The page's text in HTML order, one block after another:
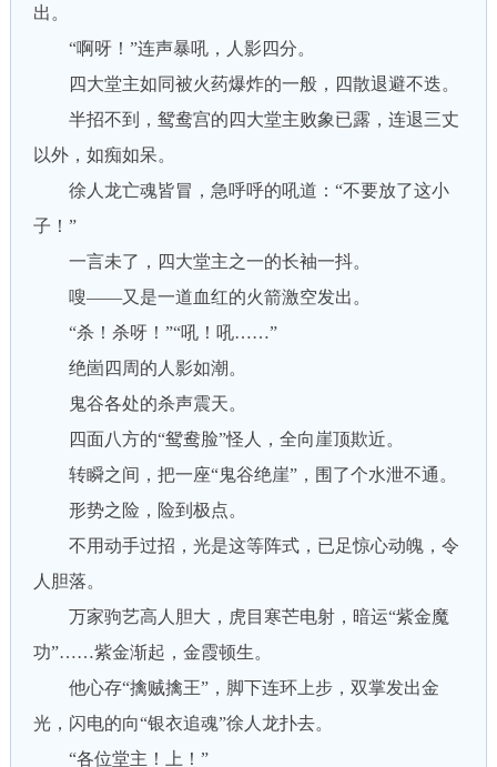
出。
“啊呀！”连声暴吼，人影四分。
四大堂主如同被火药爆炸的一般，四散退避不迭。
半招不到，鸳鸯宫的四大堂主败象已露，连退三丈
以外，如痴如呆。
徐人龙亡魂皆冒，急呼呼的吼道：“不要放了这小
子！”
一言未了，四大堂主之一的长袖一抖。
嗖——又是一道血红的火箭激空发出。
“杀！杀呀！”“吼！吼……”
绝崮四周的人影如潮。
鬼谷各处的杀声震天。
四面八方的“鸳鸯脸”怪人，全向崖顶欺近。
转瞬之间，把一座“鬼谷绝崖”，围了个水泄不通。
形势之险，险到极点。
不用动手过招，光是这等阵式，已足惊心动魄，令
人胆落。
万家驹艺高人胆大，虎目寒芒电射，暗运“紫金魔
功”……紫金渐起，金霞顿生。
他心存“擒贼擒王”，脚下连环上步，双掌发出金
光，闪电的向“银衣追魂”徐人龙扑去。
“各位堂主！上！”